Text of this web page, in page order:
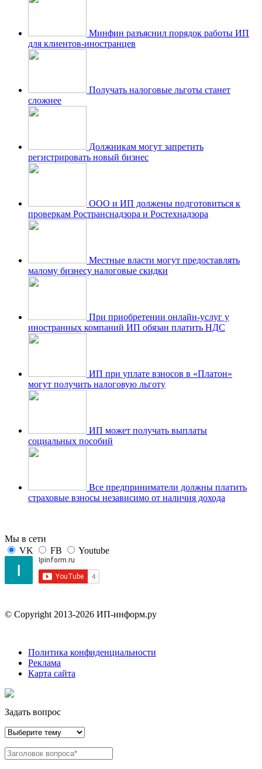
Минфин разъяснил порядок работы ИП
для клиентов-иностранцев
Получать налоговые льготы станет
сложнее
Должникам могут запретить
регистрировать новый бизнес
ООО и ИП должены подготовиться к
проверкам Ространснадзора и Ростехнадзора
Местные власти могут предоставлять
малому бизнесу налоговые скидки
При приобретении онлайн-услуг у
иностранных компаний ИП обязан платить НДС
ИП при уплате взносов в «Платон»
могут получить налоговую льготу
ИП может получать выплаты
социальных пособий
Все предприниматели должны платить
страховые взносы независимо от наличия дохода
Мы в сети
VK
FB Youtube
© Copyright 2013-2026 ИП-информ.ру
Политика конфиденциальности
Реклама
Карта сайта
Задать вопрос